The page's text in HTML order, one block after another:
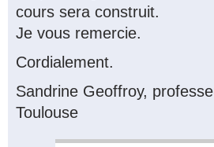
cours sera construit.
Je vous remercie.
Cordialement.
Sandrine Geoffroy,
Toulouse